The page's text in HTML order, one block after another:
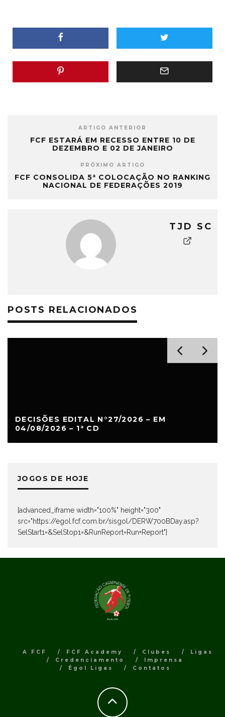
ARTIGO ANTERIOR
FCF ESTARÁ EM RECESSO ENTRE 10 DE
DEZEMBRO E 02 DE JANEIRO
PRÓXIMO ARTIGO
FCF CONSOLIDA 5ª COLOCAÇÃO NO RANKING
NACIONAL DE FEDERAÇÕES 2019
TJD SC
POSTS RELACIONADOS
DECISÕES EDITAL N°27/2026 – EM
04/08/2026 – 1ª CD
JOGOS DE HOJE
[advanced_iframe width="100%" height="300"
src="https://egol.fcf.com.br/sisgol/DERW700BDay.asp?
SelStart1=&SelStop1=&RunReport=Run+Report"]
A FCF FCF Academy Clubes
Ligas
Credenciamento
Imprensa
Égol Ligas
Contatos